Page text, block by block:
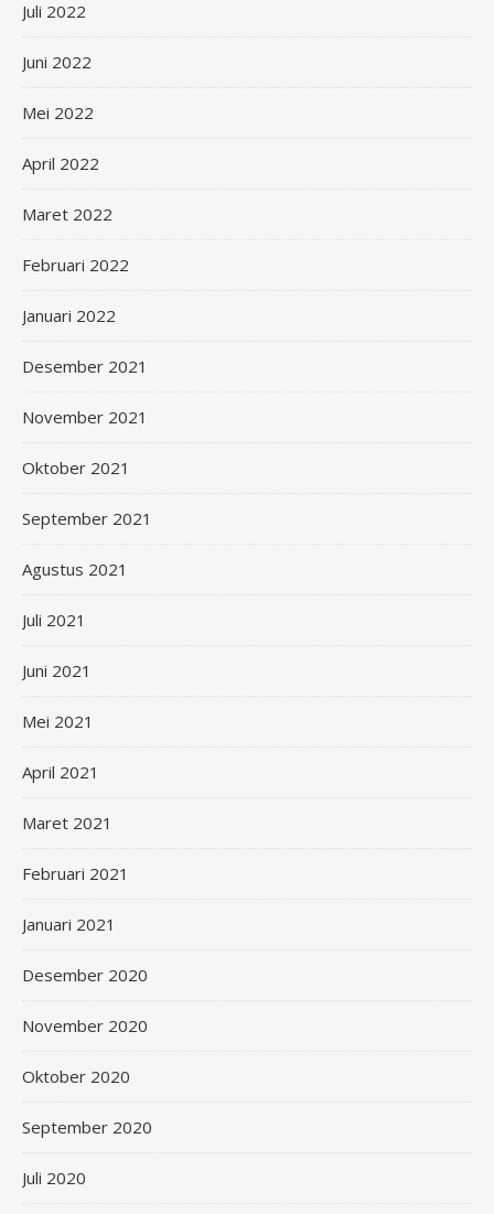
Juli 2022
Juni 2022
Mei 2022
April 2022
Maret 2022
Februari 2022
Januari 2022
Desember 2021
November 2021
Oktober 2021
September 2021
Agustus 2021
Juli 2021
Juni 2021
Mei 2021
April 2021
Maret 2021
Februari 2021
Januari 2021
Desember 2020
November 2020
Oktober 2020
September 2020
Juli 2020